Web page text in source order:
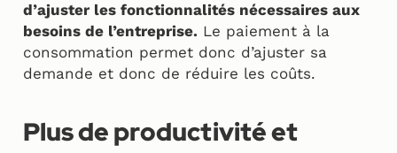
d’ajuster les fonctionnalités nécessaires aux
besoins de l’entreprise. Le paiement à la
consommation permet donc d’ajuster sa
demande et donc de réduire les coûts.
Plus de productivité et